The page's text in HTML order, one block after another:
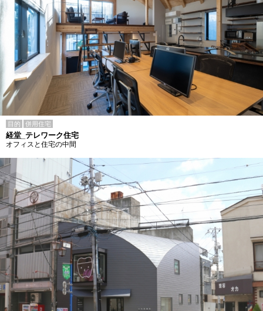
目的 併用住宅
経堂_テレワーク住宅
オフィスと住宅の中間